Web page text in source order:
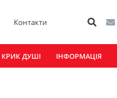
Контакти
КРИК ДУШІ ІНФОРМАЦІЯ